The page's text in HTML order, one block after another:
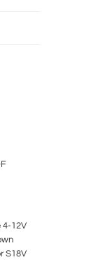
4-12V
S18V